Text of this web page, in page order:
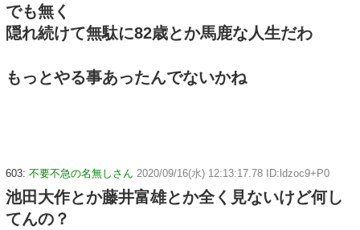
でも無く
隠れ続けて無駄に82歳とか馬鹿な人生だわ
もっとやる事あったんでないかね
603: 不要不急の名無しさん 2020/09/16(水) 12:13:17.78 ID:ldzoc9+P0
池田大作とか藤井富雄とか全く見ないけど何し
てんの？